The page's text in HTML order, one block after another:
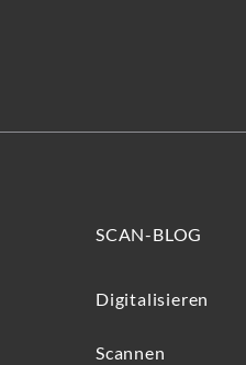
SCAN-BLOG
Digitalisieren
Scannen